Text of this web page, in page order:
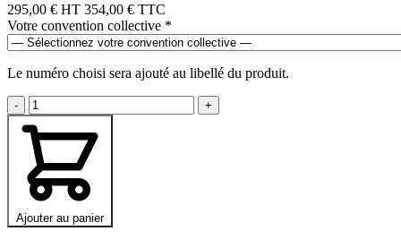
295,00 € HT 354,00 € TTC
Votre convention collective *
Le numéro choisi sera ajouté au libellé du produit.
- +
Ajouter au panier